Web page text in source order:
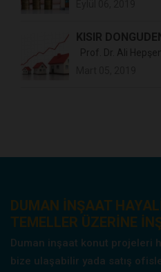
KISIR
Prof. Dr. Ali
DUMAN INŞAAT
TEMELLER ÜZERINE
Duman inşaat konut projeleri
bize ulaşabilir yada satış